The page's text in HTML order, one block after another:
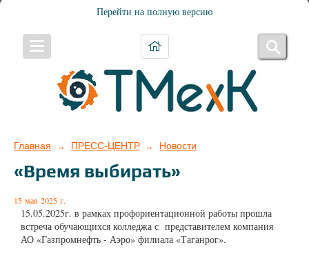
Перейти на полную версию
Главная → ПРЕСС-ЦЕНТР → Новости
«Время выбирать»
15 мая 2025 г.
15.05.2025г. в рамках профориентационной работы прошла
встреча обучающихся колледжа с представителем компания
АО «Газпромнефть - Аэро» филиала «Таганрог».